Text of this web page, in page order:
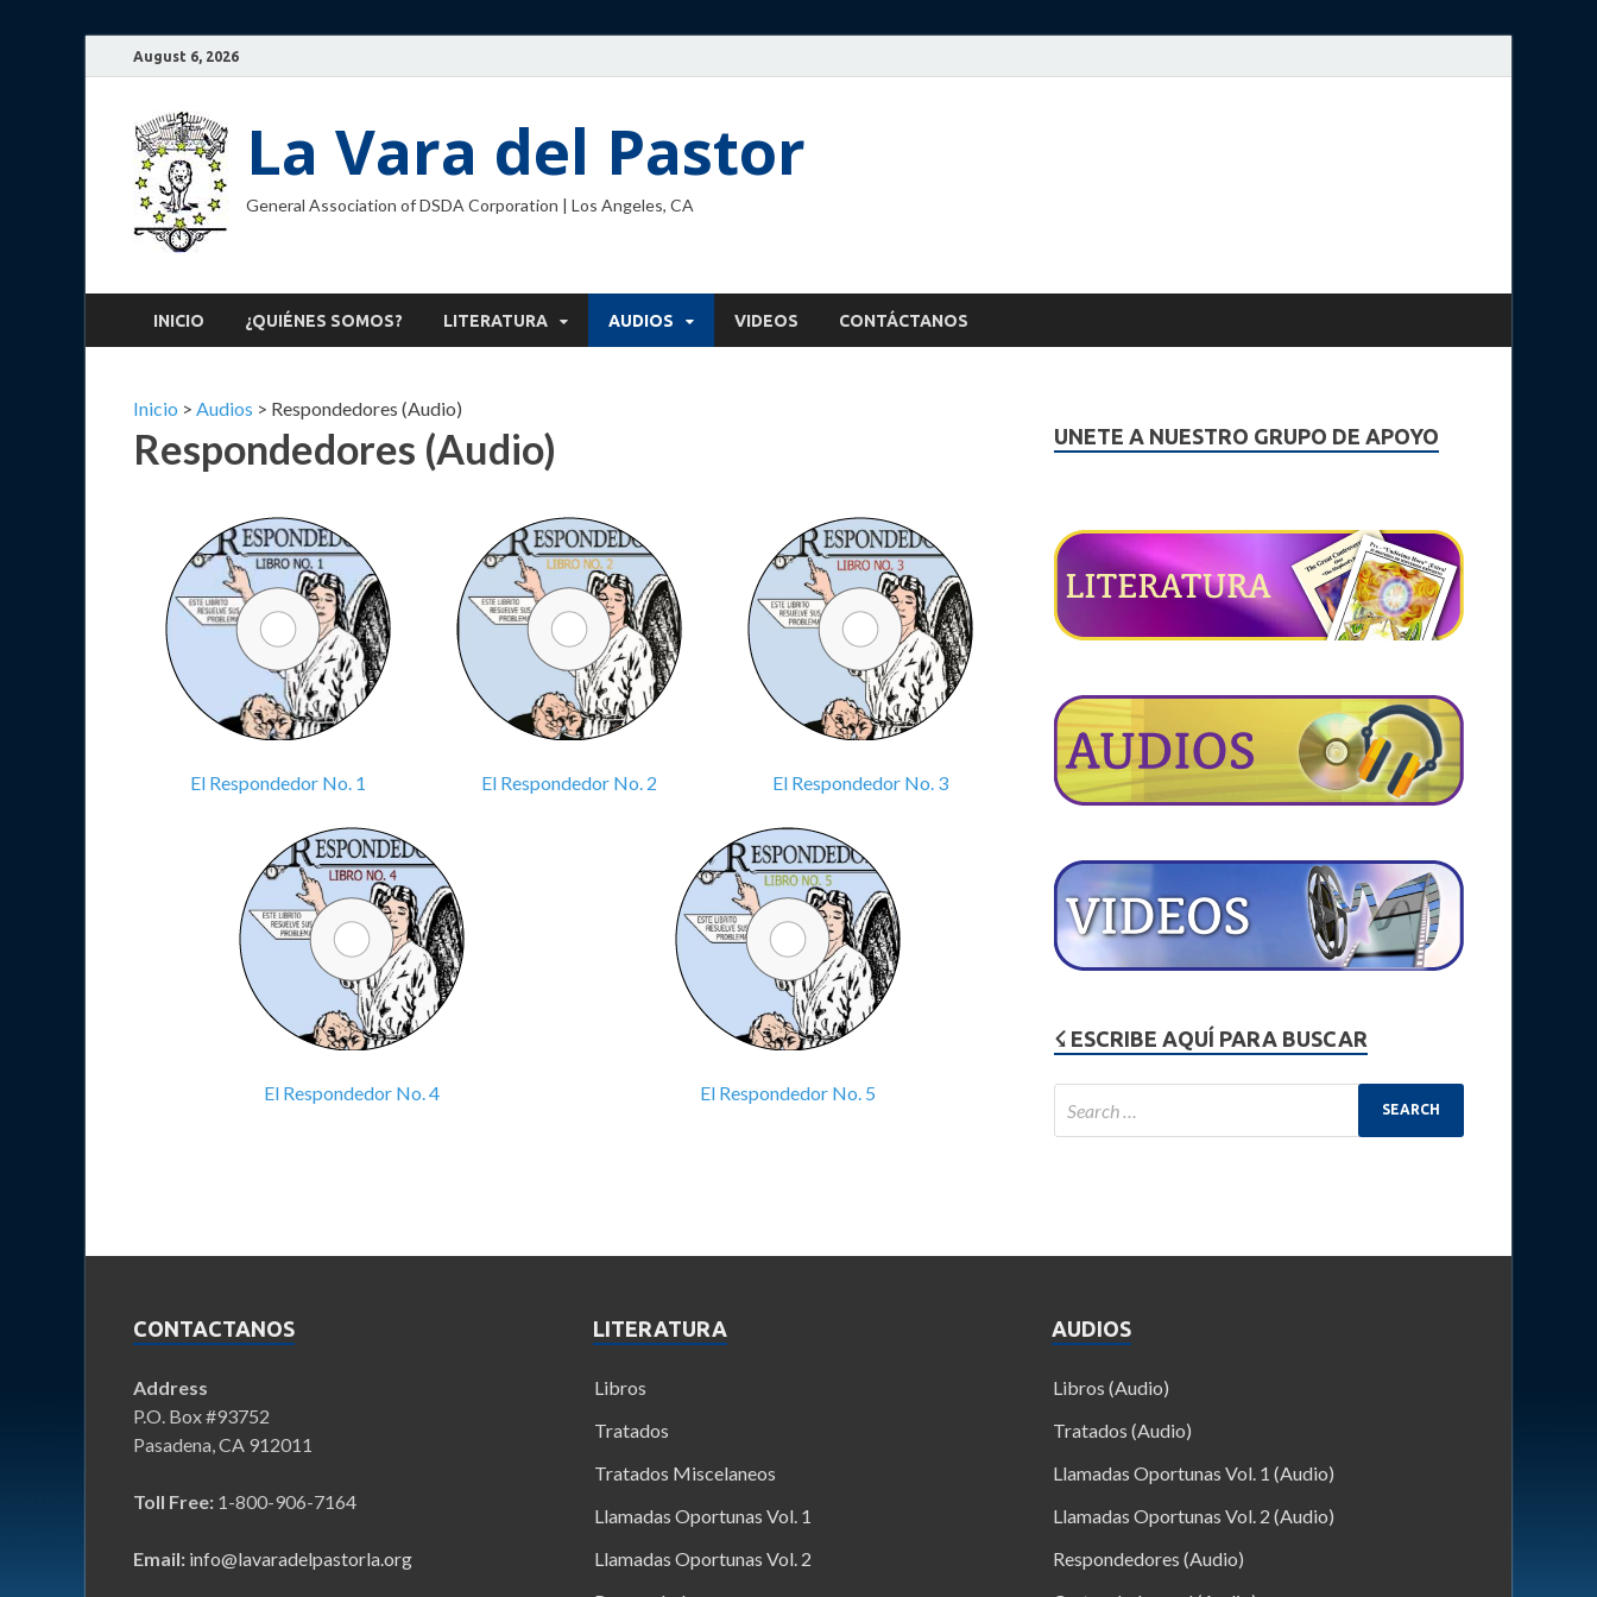
August 6, 2026
La Vara del Pastor
General Association of DSDA Corporation | Los Angeles, CA
INICIO ¿QUIÉNES SOMOS? LITERATURA AUDIOS VIDEOS CONTÁCTANOS
Inicio > Audios > Respondedores (Audio)
Respondedores (Audio)
El Respondedor No. 1 El Respondedor No. 2 El Respondedor No. 3
El Respondedor No. 4 El Respondedor No. 5
UNETE A NUESTRO GRUPO DE APOYO
☇ ESCRIBE AQUÍ PARA BUSCAR
CONTACTANOS
Address
P.O. Box #93752
Pasadena, CA 912011
Toll Free: 1-800-906-7164
Email: info@lavaradelpastorla.org
LITERATURA
Libros
Tratados
Tratados Miscelaneos
Llamadas Oportunas Vol. 1
Llamadas Oportunas Vol. 2
AUDIOS
Libros (Audio)
Tratados (Audio)
Llamadas Oportunas Vol. 1 (Audio)
Llamadas Oportunas Vol. 2 (Audio)
Respondedores (Audio)